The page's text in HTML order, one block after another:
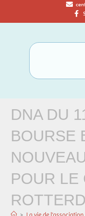
DNA DU
BOURSE
POUR LE